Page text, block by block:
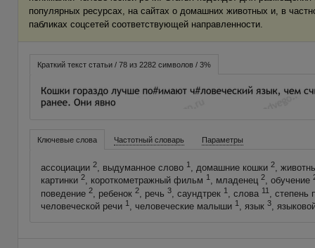
популярных ресурсах, на сайтах о домашних животных и, в
пабликах соцсетей соответствующей направленности.
Краткий текст статьи / 78 из 2282 символов / 3%
Ключевые слова Частотный словарь Параметры
ассоциации 2, выдуманное слово 1, домашние кошки 2,
картинки 2, короткометражный фильм 1, младенец 2, обучение
поведение 2, ребенок 2, речь 3, саундтрек 1, слова 11, степень
человеческой речи 1, человеческие малыши 1, язык 3,